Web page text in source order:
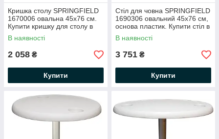
Кришка столу SPRINGFIELD
1670006 овальна 45х76 см.
Купити кришку для столу в
човен, у катер
В наявності
2 058 ₴
Купити
Стіл для човна SPRINGFIELD
1690306 овальний 45х76 см,
основа пластик. Купити стіл в
човен, в катер
В наявності
3 751 ₴
Купити